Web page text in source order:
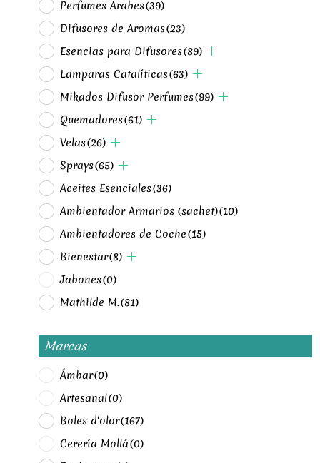
Perfumes Arabes(39)
Difusores de Aromas(23)
Esencias para Difusores(89)
Lamparas Catalíticas(63)
Mikados Difusor Perfumes(99)
Quemadores(61)
Velas(26)
Sprays(65)
Aceites Esenciales(36)
Ambientador Armarios (sachet)(10)
Ambientadores de Coche(15)
Bienestar(8)
Jabones(0)
Mathilde M.(81)
Marcas
Ámbar(0)
Artesanal(0)
Boles d'olor(167)
Cerería Mollá(0)